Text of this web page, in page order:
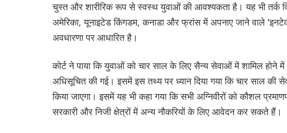
चुस्त और शारीरिक रूप से स्वस्थ युवाओं की आवश्यकता है। यह भी तर्क
अमेरिका, यूनाइटेड किंगडम, कनाडा और फ्रांस में अपनाए जाने वाले
अवधारणा पर आधारित है।
कोर्ट ने पाया कि युवाओं को चार साल के लिए सैन्य सेवाओं में शामिल
अधिसूचित की गई। इसमें इस तथ्य पर ध्यान दिया गया कि चार साल की
किया जाएगा। इसमें यह भी कहा गया कि सभी अग्निवीरों को कौशल
सरकारी और निजी क्षेत्रों में अन्य नौकरियों के लिए आवेदन कर सकते हैं।